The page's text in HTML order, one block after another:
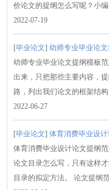
价论文的提纲怎么写呢？小编
2022-07-19
[毕业论文]幼师专业毕业论文
幼师专业毕业论文提纲模板
出来，只把那些主要内容，
路，列出我们论文的框架结构
2022-06-27
[毕业论文]体育消费毕业设计
体育消费毕业设计论文提纲
论文目录怎么写，只有这样
目录的拟定方法。 论文提纲范